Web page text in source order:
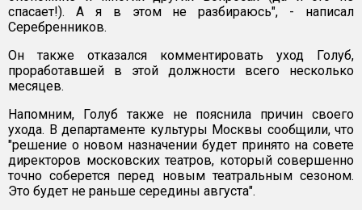
спасает!). А я в этом не разбираюсь", - написал
Серебренников.
Он также отказался комментировать уход Голуб,
проработавшей в этой должности всего несколько
месяцев.
Напомним, Голуб также не пояснила причин своего
ухода. В департаменте культуры Москвы сообщили, что
"решение о новом назначении будет принято на совете
директоров московских театров, который совершенно
точно соберется перед новым театральным сезоном.
Это будет не раньше середины августа".